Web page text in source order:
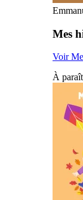
Mes
Voir
À